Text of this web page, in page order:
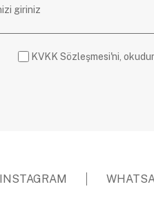
KVKK Sözleşmesi'ni,
INSTAGRAM